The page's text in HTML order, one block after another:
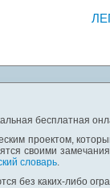
бесплатная
проектом,
своими
словарь.
без каких-либо